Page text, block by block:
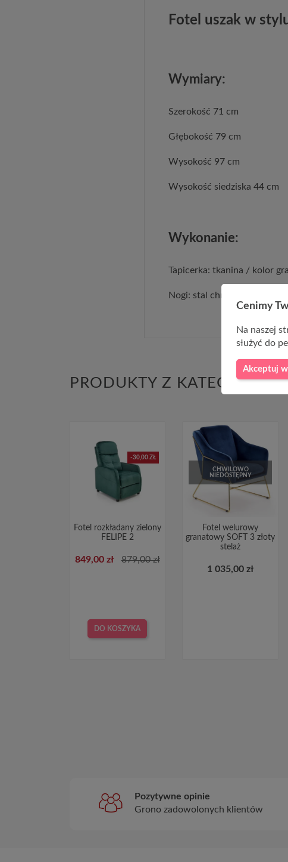
Fotel uszak w
Wymiary:
Szerokość 71 cm
Głębokość 79 cm
Wysokość 97 cm
Wysokość siedziska 44 cm
Wykonanie:
Tapicerka: tkanina / kolor
Nogi: stal chromowana /
PRODUKTY Z KATEGORII
-30,00 ZŁ
Fotel rozkładany zielony
FELIPE 2
849,00 zł 879,00 zł
DO KOSZYKA
CHWILOWO
NIEDOSTĘPNY
Fotel welurowy
granatowy SOFT 3 złoty
stelaż
1 035,00 zł
Pozytywne opinie
Grono zadowolonych klientów
Cenimy
Na naszej
służyć do
Akceptuj